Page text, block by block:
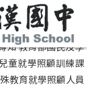
知 教育部國民及學
童就學照顧訓練課
教育就學照顧人員